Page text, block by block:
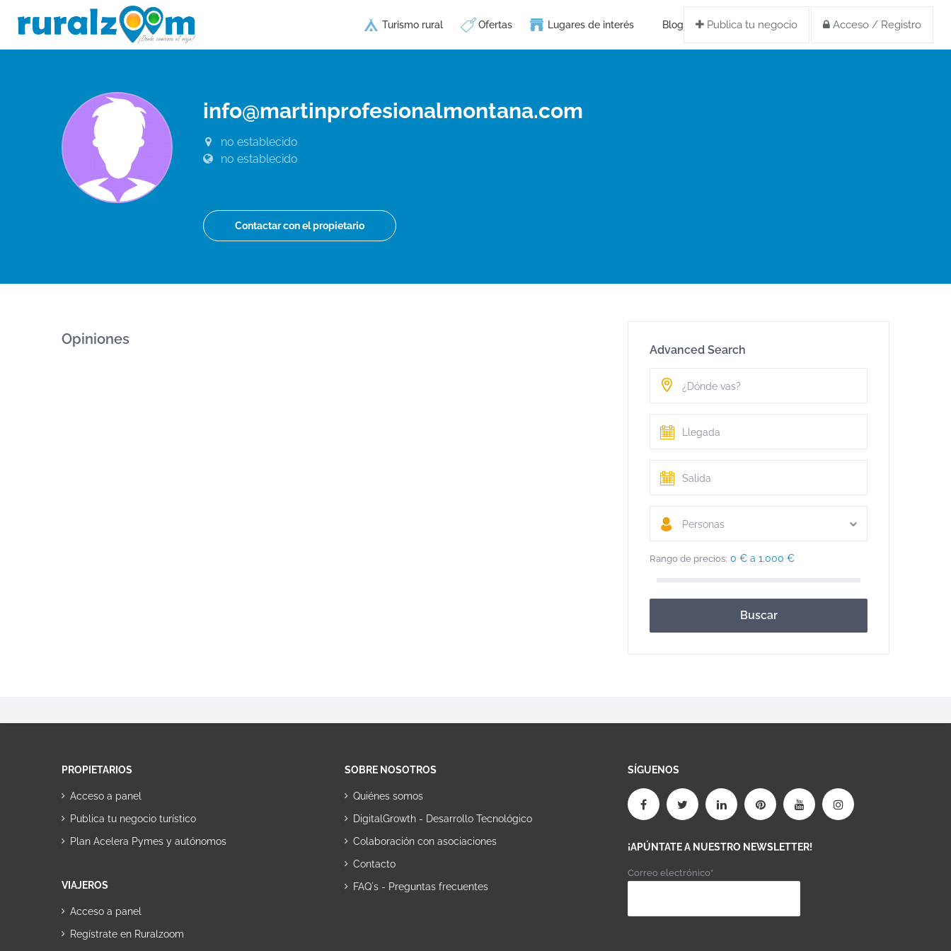
Publica tu negocio Acceso / Registro
Turismo rural Ofertas Lugares de interés Blog
info@martinprofesionalmontana.com
no establecido
no establecido
Contactar con el propietario
Opiniones
Advanced Search
Personas
Rango de precios: 0 € a 1.000 €
Buscar
PROPIETARIOS
Acceso a panel
Publica tu negocio turístico
Plan Acelera Pymes y autónomos
VIAJEROS
Acceso a panel
Regístrate en Ruralzoom
SOBRE NOSOTROS
Quiénes somos
DigitalGrowth - Desarrollo Tecnológico
Colaboración con asociaciones
Contacto
FAQ´s - Preguntas frecuentes
SÍGUENOS
¡APÚNTATE A NUESTRO NEWSLETTER!
Correo electrónico*